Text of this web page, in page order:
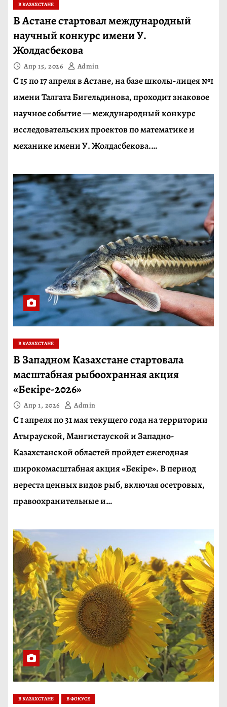
В КАЗАХСТАНЕ
В Астане стартовал международный
научный конкурс имени У.
Жолдасбекова
Апр 15, 2026 Admin
С 15 по 17 апреля в Астане, на базе школы-лицея №1
имени Талгата Бигельдинова, проходит знаковое
научное событие — международный конкурс
исследовательских проектов по математике и
механике имени У. Жолдасбекова.…
В КАЗАХСТАНЕ
В Западном Казахстане стартовала
масштабная рыбоохранная акция
«Бекіре-2026»
Апр 1, 2026 Admin
С 1 апреля по 31 мая текущего года на территории
Атырауской, Мангистауской и Западно-
Казахстанской областей пройдет ежегодная
широкомасштабная акция «Бекіре». В период
нереста ценных видов рыб, включая осетровых,
правоохранительные и…
В КАЗАХСТАНЕ В ФОКУСЕ